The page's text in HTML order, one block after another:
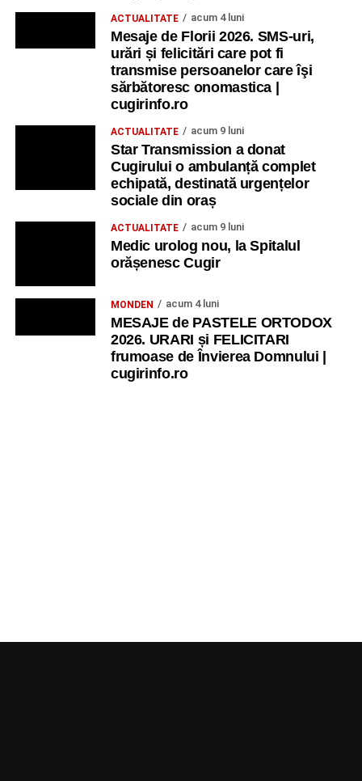
ACTUALITATE acum 4 luni
Mesaje de Florii 2026. SMS-uri,
urări și felicitări care pot fi
transmise persoanelor care îşi
sărbătoresc onomastica |
cugirinfo.ro
ACTUALITATE acum 9 luni
Star Transmission a donat
Cugirului o ambulanță complet
echipată, destinată urgențelor
sociale din oraș
ACTUALITATE acum 9 luni
Medic urolog nou, la Spitalul
orășenesc Cugir
MONDEN acum 4 luni
MESAJE de PASTELE ORTODOX
2026. URARI și FELICITARI
frumoase de Învierea Domnului |
cugirinfo.ro